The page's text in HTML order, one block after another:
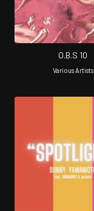
O.B.S 10
Various Artists